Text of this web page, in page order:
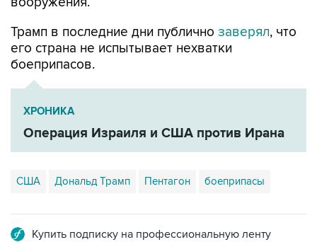
Трамп в последние дни публично заверял, что
его страна не испытывает нехватки
боеприпасов.
ХРОНИКА
Операция Израиля и США против Ирана
США Дональд Трамп Пентагон боеприпасы
Купить подписку на профессиональную ленту